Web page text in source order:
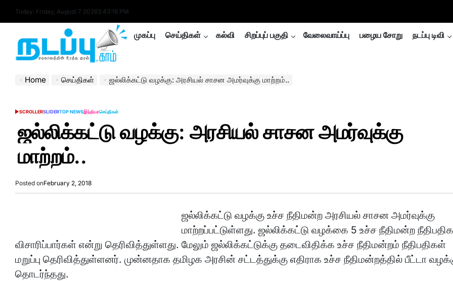
Today: Friday, August 7 20263:43:19 PM
nadappu.com
முகப்பு செய்திகள் கல்வி சிறப்புப் பகுதி வேலைவாய்ப்பு பழைய சோறு நடப்பு டிவி
Home செய்திகள் ஜல்லிக்கட்டு வழக்கு: அரசியல் சாசன அமர்வுக்கு மாற்றம்..
POSTED
SCROLLERSLIDERTOP NEWSஇந்தியாசெய்திகள்
ஜல்லிக்கட்டு வழக்கு: அரசியல் சாசன அமர்வுக்கு
மாற்றம்..
Posted onFebruary 2, 2018
ஜல்லிக்கட்டு வழக்கு உச்ச நீதிமன்ற அரசியல் சாசன அமர்வுக்கு
மாற்றப்பட்டுள்ளது. ஜல்லிக்கட்டு வழக்கை 5 உச்ச நீதிமன்ற
விசாரிப்பார்கள் என்று தெரிவித்துள்ளது. மேலும் ஜல்லிக்கட்டுக்கு தடைவிதிக்க உச்ச நீதிமன்றம் நீதிபதிகள்
மறுப்பு தெரிவித்துள்ளனர். முன்னதாக தமிழக அரசின் சட்டத்துக்கு எதிராக உச்ச நீதிமன்றத்தில் பீட்டா
தொடர்ந்தது.